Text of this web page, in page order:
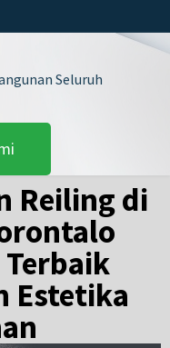
Seluruh
Reiling di
Estetika